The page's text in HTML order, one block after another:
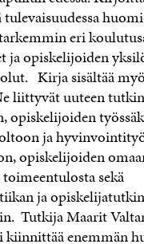
tulevaisuudessa
eri
ja opiskelijoiden
Kirja sisältää
liittyvät uuteen
opiskelijoiden
ja
opiskelijoiden
sekä
ja
Tutkija Maarit
kiinnittää enemmän